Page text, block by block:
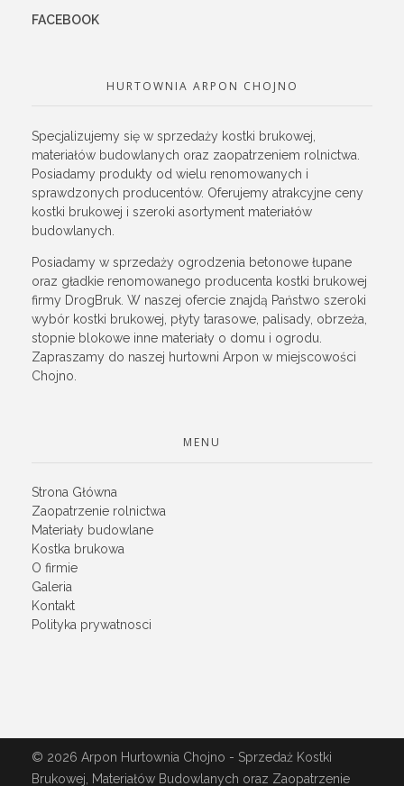
FACEBOOK
HURTOWNIA ARPON CHOJNO
Specjalizujemy się w sprzedaży kostki brukowej,
materiałów budowlanych oraz zaopatrzeniem rolnictwa.
Posiadamy produkty od wielu renomowanych i
sprawdzonych producentów. Oferujemy atrakcyjne ceny
kostki brukowej i szeroki asortyment materiałów
budowlanych.
Posiadamy w sprzedaży ogrodzenia betonowe łupane
oraz gładkie renomowanego producenta kostki brukowej
firmy DrogBruk. W naszej ofercie znajdą Państwo szeroki
wybór kostki brukowej, płyty tarasowe, palisady, obrzeża,
stopnie blokowe inne materiały o domu i ogrodu.
Zapraszamy do naszej hurtowni Arpon w miejscowości
Chojno.
MENU
Strona Główna
Zaopatrzenie rolnictwa
Materiały budowlane
Kostka brukowa
O firmie
Galeria
Kontakt
Polityka prywatnosci
© 2026 Arpon Hurtownia Chojno - Sprzedaż Kostki
Brukowej, Materiałów Budowlanych oraz Zaopatrzenie